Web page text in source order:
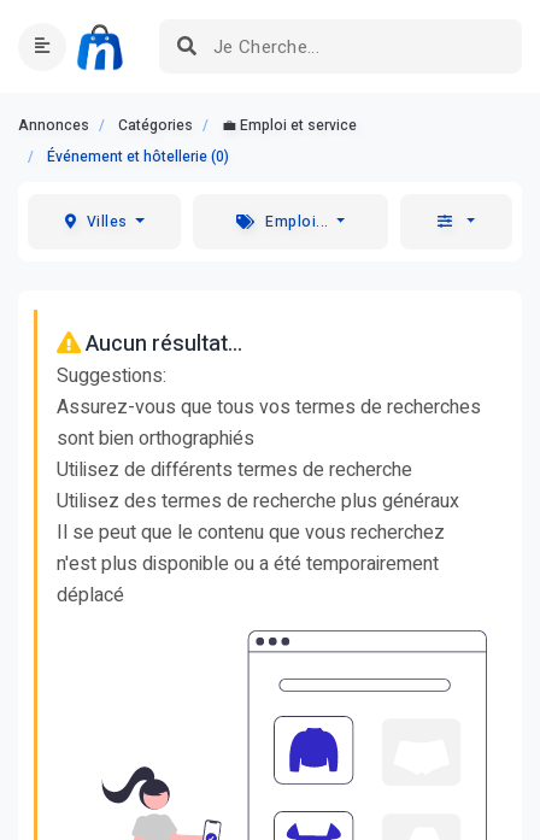
Annonces Catégories
💼 Emploi et service
Événement et hôtellerie (0)
Villes Emploi...
Aucun résultat...
Suggestions:
Assurez-vous que tous vos termes de recherches
sont bien orthographiés
Utilisez de différents termes de recherche
Utilisez des termes de recherche plus généraux
Il se peut que le contenu que vous recherchez
n'est plus disponible ou a été temporairement
déplacé